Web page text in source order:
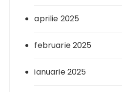
aprilie 2025
februarie 2025
ianuarie 2025